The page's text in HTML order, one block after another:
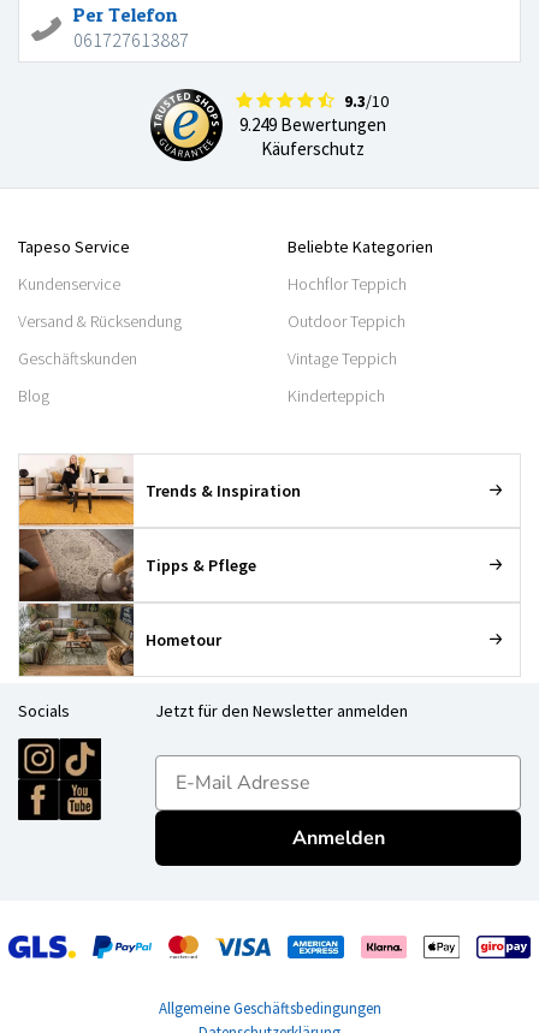
Per Telefon
061727613887
9.3/10
9.249 Bewertungen
Käuferschutz
Tapeso Service
Kundenservice
Versand & Rücksendung
Geschäftskunden
Blog
Beliebte Kategorien
Hochflor Teppich
Outdoor Teppich
Vintage Teppich
Kinderteppich
Trends & Inspiration
Tipps & Pflege
Hometour
Socials Jetzt für den Newsletter anmelden
E-mailadres
Anmelden
Allgemeine Geschäftsbedingungen